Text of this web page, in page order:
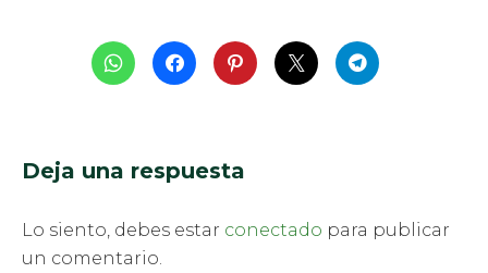
Deja una respuesta
Lo siento, debes estar conectado para publicar
un comentario.